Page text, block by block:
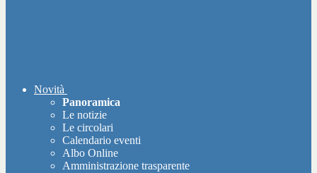
Novità
Panoramica
Le notizie
Le circolari
Calendario eventi
Albo Online
Amministrazione trasparente